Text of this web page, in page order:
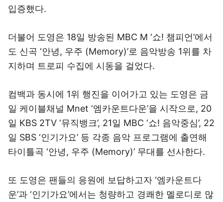
입증했다.
더불어 도영은 18일 방송된 MBC M ‘쇼! 챔피언’에서
도 신곡 ‘안녕, 우주 (Memory)’로 음악방송 1위를 차
지하며 트로피 수집에 시동을 걸었다.
컴백과 동시에 1위 행진을 이어가고 있는 도영은 금
일 케이블채널 Mnet ‘엠카운트다운’을 시작으로, 20
일 KBS 2TV ‘뮤직뱅크’, 21일 MBC ‘쇼! 음악중심’, 22
일 SBS ‘인기가요’ 등 각종 음악 프로그램에 출연해
타이틀곡 ‘안녕, 우주 (Memory)’ 무대를 선사한다.
또 도영은 팬들의 응원에 보답하고자 ‘엠카운트다
운’과 ‘인기가요’에서는 청량하고 경쾌한 멜로디로 많